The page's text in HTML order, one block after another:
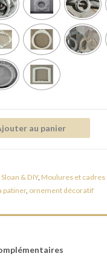
au panier
& DIY, Moulures et cadres
patiner, ornement décoratif